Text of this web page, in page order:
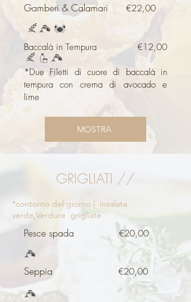
Gamberi & Calamari €22,00
Baccalà in Tempura €12,00
*Due Filetti di cuore di baccalà in
tempura con crema di avocado e
lime
MOSTRA
GRIGLIATI //
*contorno del giorno | insalata
verde,Verdure grigliate
Pesce spada€20,00
Seppia €20,00